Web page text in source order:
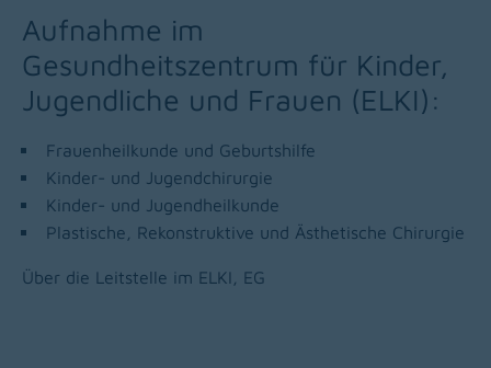
Aufnahme im
Gesundheitszentrum für Kinder,
Jugendliche und Frauen (ELKI):
Frauenheilkunde und Geburtshilfe
Kinder- und Jugendchirurgie
Kinder- und Jugendheilkunde
Plastische, Rekonstruktive und Ästhetische Chirurgie
Über die Leitstelle im ELKI, EG